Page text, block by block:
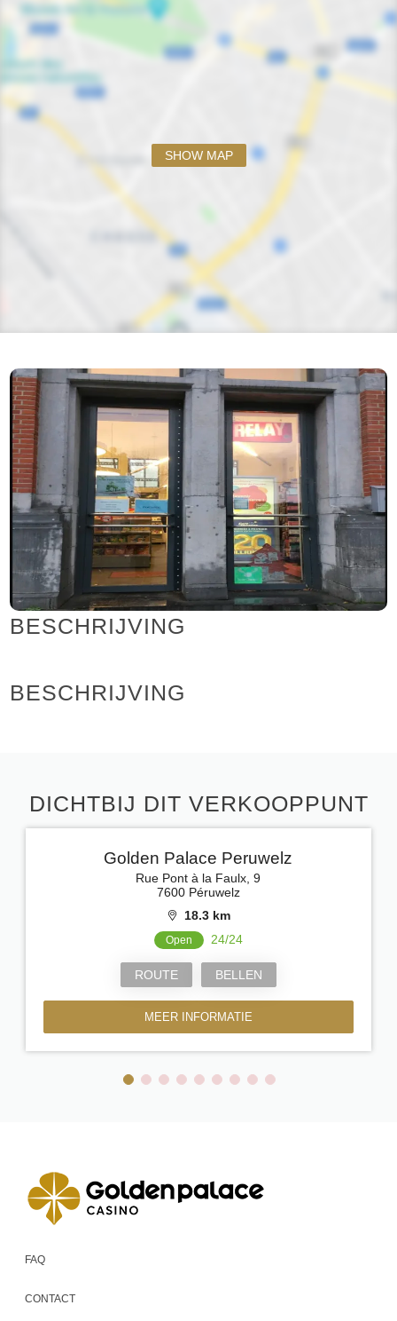
SHOW MAP
BESCHRIJVING
BESCHRIJVING
DICHTBIJ DIT VERKOOPPUNT
Golden Palace Peruwelz
Rue Pont à la Faulx, 9
7600 Péruwelz
18.3 km
Open 24/24
ROUTE BELLEN
MEER INFORMATIE
FAQ
CONTACT